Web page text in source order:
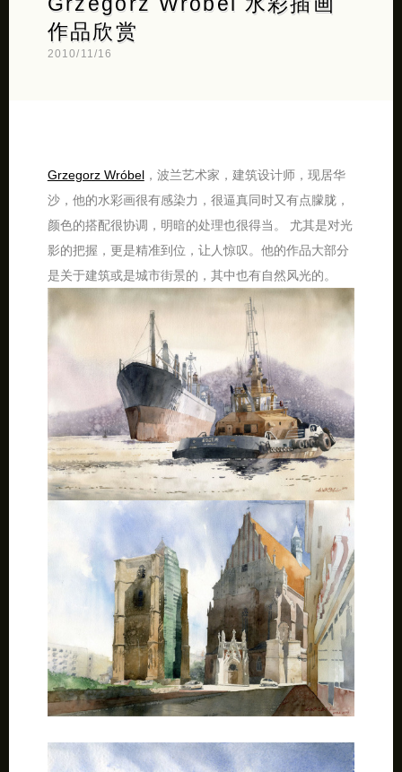
作品欣赏
2010/11/16
Grzegorz Wróbel，波兰艺术家，建筑设计师，现居华
沙，他的水彩画很有感染力，很逼真同时又有点朦胧，
颜色的搭配很协调，明暗的处理也很得当。 尤其是对光
影的把握，更是精准到位，让人惊叹。他的作品大部分
是关于建筑或是城市街景的，其中也有自然风光的。